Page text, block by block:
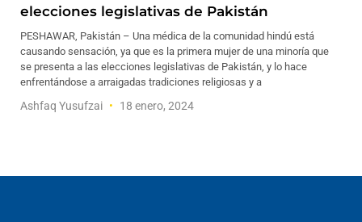
elecciones legislativas de Pakistán
PESHAWAR, Pakistán – Una médica de la comunidad hindú está
causando sensación, ya que es la primera mujer de una minoría que
se presenta a las elecciones legislativas de Pakistán, y lo hace
enfrentándose a arraigadas tradiciones religiosas y a
Ashfaq Yusufzai 18 enero, 2024